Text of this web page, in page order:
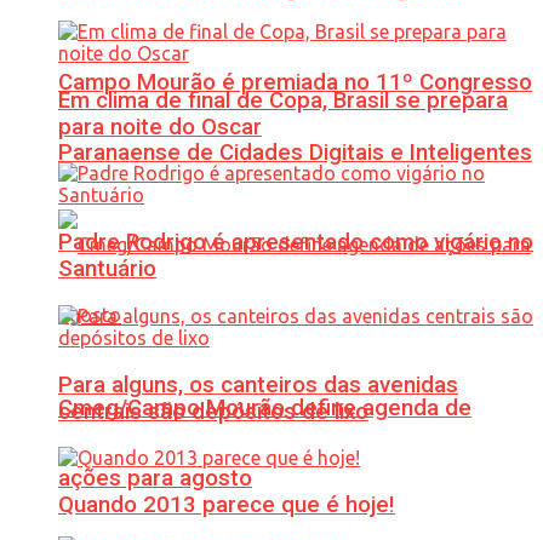
Campo Mourão é premiada no 11º Congresso
Paranaense de Cidades Digitais e Inteligentes
Cmeg/Campo Mourão define agenda de
ações para agosto
Em clima de final de Copa, Brasil se prepara
para noite do Oscar
Padre Rodrigo é apresentado como vigário no
Santuário
Para alguns, os canteiros das avenidas
centrais são depósitos de lixo
Quando 2013 parece que é hoje!